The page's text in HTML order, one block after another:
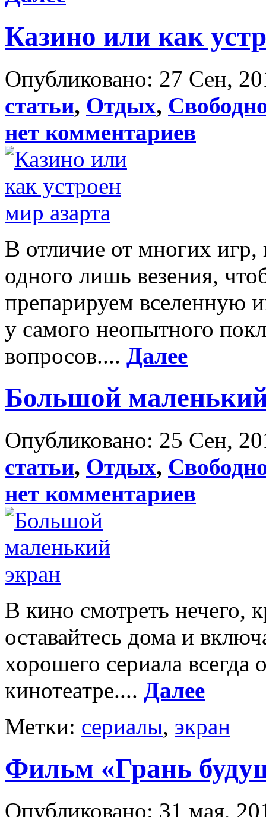
Казино или как
Опубликовано: 27 Сен,
статьи, Отдых,
нет комментариев
В отличие от многих игр,
одного лишь везения,
препарируем вселенную
у самого неопытного
вопросов.... Далее
Большой
Опубликовано: 25 Сен,
статьи, Отдых,
нет комментариев
В кино смотреть нечего,
оставайтесь дома и
хорошего сериала
кинотеатре.... Далее
Метки: сериалы, экран
Фильм «Грань
Опубликовано: 31 мая,